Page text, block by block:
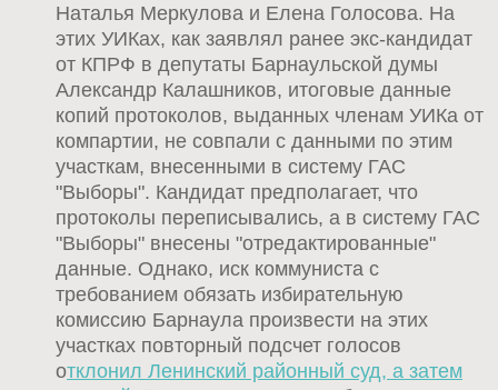
Наталья Меркулова и Елена Голосова. На
этих УИКах, как заявлял ранее экс-кандидат
от КПРФ в депутаты Барнаульской думы
Александр Калашников, итоговые данные
копий протоколов, выданных членам УИКа от
компартии, не совпали с данными по этим
участкам, внесенными в систему ГАС
"Выборы". Кандидат предполагает, что
протоколы переписывались, а в систему ГАС
"Выборы" внесены "отредактированные"
данные. Однако, иск коммуниста с
требованием обязать избирательную
комиссию Барнаула произвести на этих
участках повторный подсчет голосов
отклонил Ленинский районный суд, а затем